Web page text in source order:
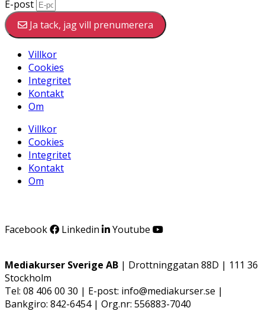
E-post
Ja tack, jag vill prenumerera
Villkor
Cookies
Integritet
Kontakt
Om
Villkor
Cookies
Integritet
Kontakt
Om
Facebook Linkedin Youtube
Mediakurser Sverige AB | Drottninggatan 88D | 111 36
Stockholm
Tel: 08 406 00 30 | E-post: info@mediakurser.se |
Bankgiro: 842-6454 | Org.nr: 556883-7040